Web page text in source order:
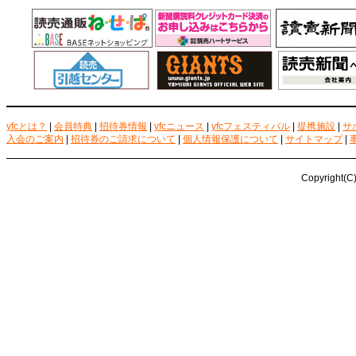
yfcとは？ 会員特典 招待券情報 yfcニュース yfcフェスティバル 提携施設
サ
入会のご案内
招待券のご請求について 個人情報保護について サイトマップ|